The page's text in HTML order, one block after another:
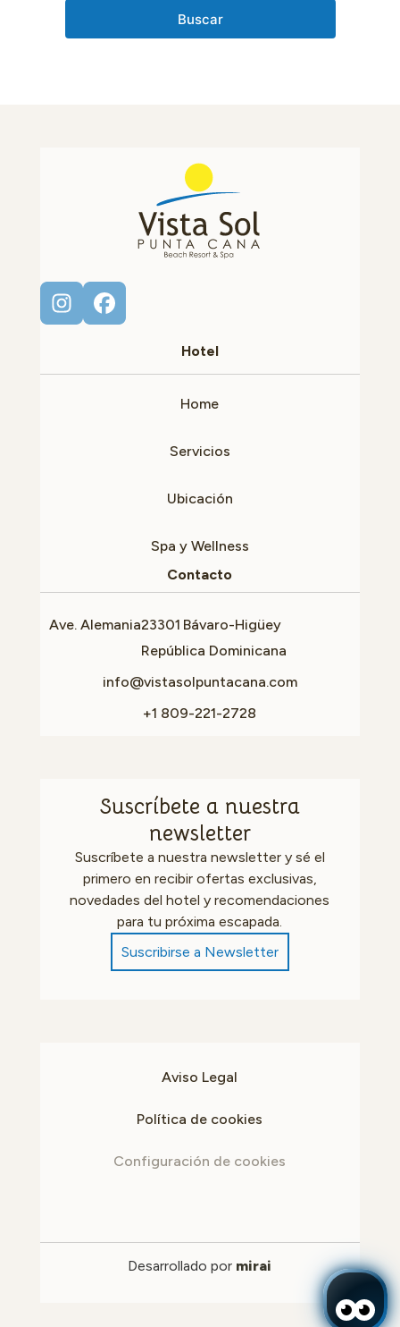
Buscar
Hotel
Home
Servicios
Ubicación
Spa y Wellness
Contacto
Ave. Alemania23301 Bávaro-Higüey
República Dominicana
info@vistasolpuntacana.com
+1 809-221-2728
Suscríbete a nuestra
newsletter
Suscríbete a nuestra newsletter y sé el
primero en recibir ofertas exclusivas,
novedades del hotel y recomendaciones
para tu próxima escapada.
Suscribirse a Newsletter
Aviso Legal
Política de cookies
Configuración de cookies
Desarrollado por mirai